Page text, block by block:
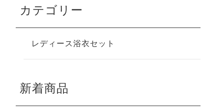
カテゴリー
レディース浴衣セット
新着商品